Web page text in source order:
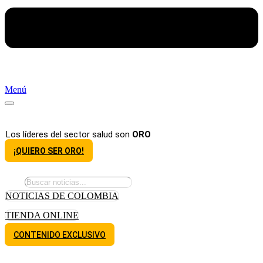
Menú
Los líderes del sector salud son ORO
¡QUIERO SER ORO!
NOTICIAS DE COLOMBIA
TIENDA ONLINE
CONTENIDO EXCLUSIVO